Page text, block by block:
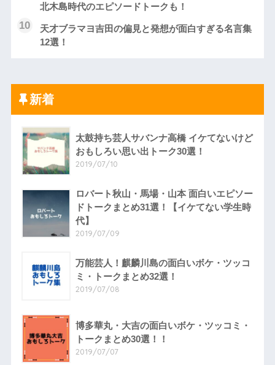
北木島時代のエピソードトークも！
天才ブラマヨ吉田の偏見と発想が面白すぎる名言集
12選！
新着
太鼓持ち芸人サバンナ高橋 イケてないけど
おもしろい思い出トーク30選！
2019/07/10
ロバート秋山・馬場・山本 面白いエピソー
ドトークまとめ31選！【イケてない学生時
代】
2019/07/09
万能芸人！麒麟川島の面白いボケ・ツッコ
ミ・トークまとめ32選！
2019/07/08
博多華丸・大吉の面白いボケ・ツッコミ・
トークまとめ30選！！
2019/07/07